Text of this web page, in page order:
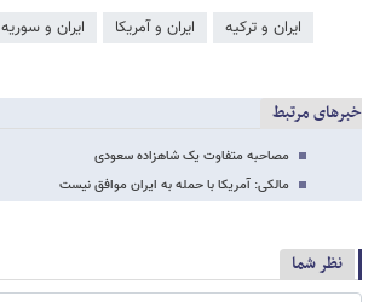
ایران و ترکیه ایران و آمریکا ایران و سوریه
خبرهای مرتبط
مصاحبه متفاوت یک شاهزاده سعودی
مالکی: آمریکا با حمله به ایران موافق نیست
نظر شما